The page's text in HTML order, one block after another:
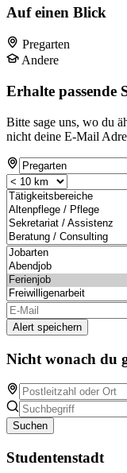
Auf einen Blick
Pregarten
Andere
Erhalte passende
Bitte sage uns, wo du
nicht deine E-Mail
Alert speichern
Nicht wonach du
Suchen
Studentenstadt